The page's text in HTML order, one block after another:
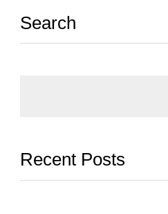
Search
Recent Posts